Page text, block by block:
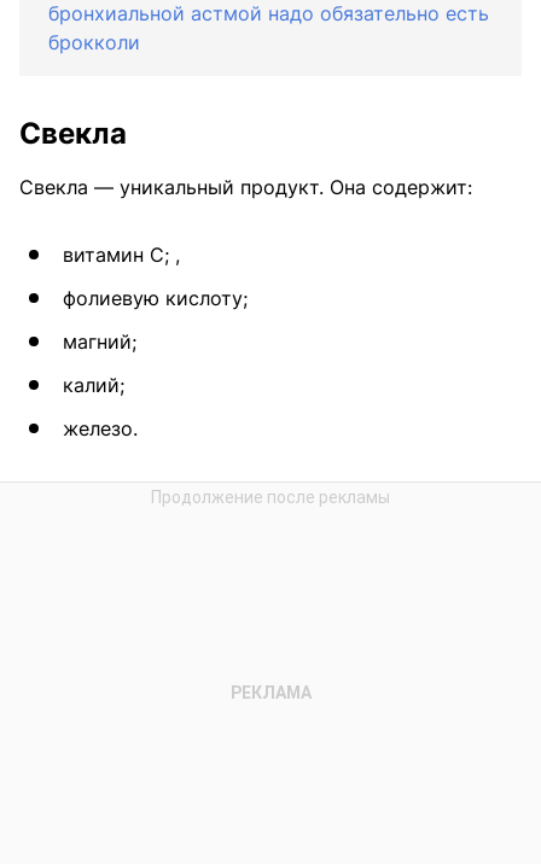
бронхиальной астмой надо обязательно есть
брокколи
Свекла
Свекла — уникальный продукт. Она содержит:
витамин С; ,
фолиевую кислоту;
магний;
калий;
железо.